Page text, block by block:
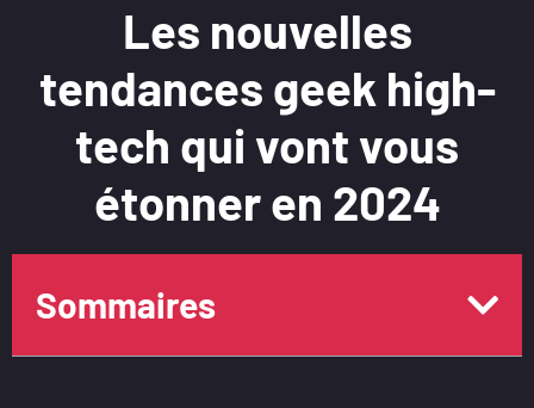
Les nouvelles
tendances geek high-
tech qui vont vous
étonner en 2024
Sommaires